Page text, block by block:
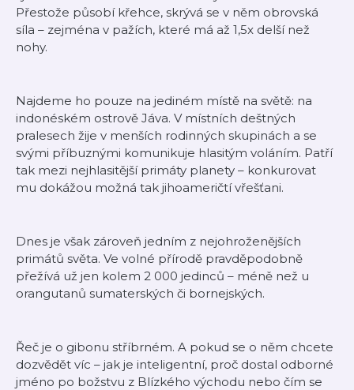
Přestože působí křehce, skrývá se v něm obrovská
síla – zejména v pažích, které má až 1,5x delší než
nohy.
Najdeme ho pouze na jediném místě na světě: na
indonéském ostrově Jáva. V místních deštných
pralesech žije v menších rodinných skupinách a se
svými příbuznými komunikuje hlasitým voláním. Patří
tak mezi nejhlasitější primáty planety – konkurovat
mu dokážou možná tak jihoameričtí vřešťani.
Dnes je však zároveň jedním z nejohroženějších
primátů světa. Ve volné přírodě pravděpodobně
přežívá už jen kolem 2 000 jedinců – méně než u
orangutanů sumaterských či bornejských.
Řeč je o gibonu stříbrném. A pokud se o něm chcete
dozvědět víc – jak je inteligentní, proč dostal odborné
jméno po božstvu z Blízkého východu nebo čím se